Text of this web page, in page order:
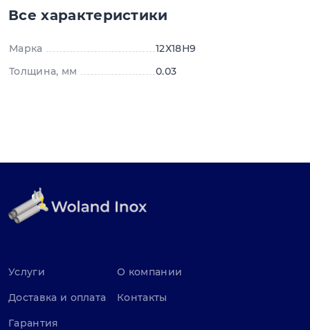
Все характеристики
Марка
12Х18Н9
Толщина, мм
0.03
Услуги
Доставка и оплата
Гарантия
О компании
Контакты